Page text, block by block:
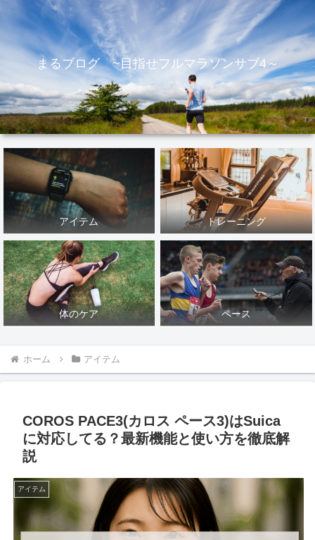
まるブログ ~目指せフルマラソンサブ4～
アイテム トレーニング
体のケア ペース
ホーム アイテム
COROS PACE3(カロス ペース3)はSuica
に対応してる？最新機能と使い方を徹底解
説
アイテム